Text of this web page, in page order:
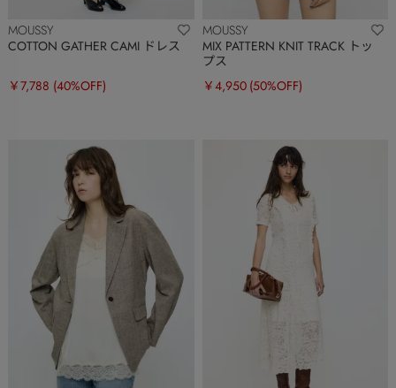
MOUSSY
COTTON GATHER CAMI ドレス
￥7,788 (40%OFF)
MOUSSY
MIX PATTERN KNIT TRACK トッ
プス
￥4,950 (50%OFF)